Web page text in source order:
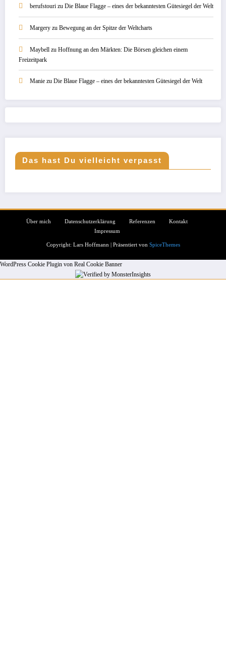
berufstouri zu Die Blaue Flagge – eines der bekanntesten Gütesiegel der Welt
Margery zu Bewegung an der Spitze der Weltcharts
Maybell zu Hoffnung an den Märkten: Die Börsen gleichen einem
Freizeitpark
Manie zu Die Blaue Flagge – eines der bekanntesten Gütesiegel der Welt
Das hast Du vielleicht verpasst
Über mich Datenschutzerklärung Referenzen
Kontakt
Impressum
Copyright: Lars Hoffmann | Präsentiert von SpiceThemes
WordPress Cookie Plugin von Real Cookie Banner